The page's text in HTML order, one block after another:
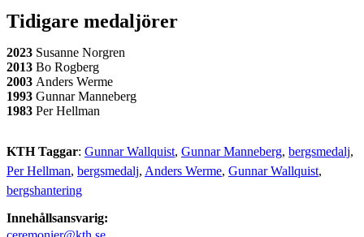
Tidigare medaljörer
2023 Susanne Norgren
2013 Bo Rogberg
2003 Anders Werme
1993 Gunnar Manneberg
1983 Per Hellman
KTH Taggar: Gunnar Wallquist Gunnar Manneberg bergsmedalj
Per Hellman bergsmedalj Anders Werme Gunnar Wallquist
bergshantering
Innehållsansvarig: